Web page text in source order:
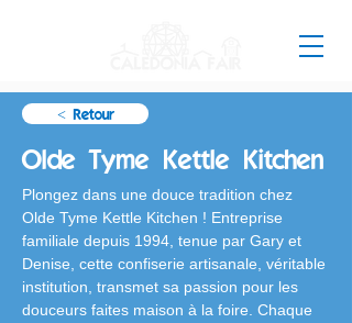
< Retour
Olde Tyme Kettle Kitchen
Plongez dans une douce tradition chez
Olde Tyme Kettle Kitchen ! Entreprise
familiale depuis 1994, tenue par Gary et
Denise, cette confiserie artisanale, véritable
institution, transmet sa passion pour les
douceurs faites maison à la foire. Chaque